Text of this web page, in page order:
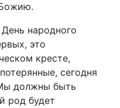
народного
это
кресте,
сегодня
должны быть
род будет